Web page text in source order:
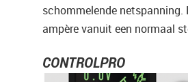
schommelende
ampère vanuit een normaal
CONTROLPRO